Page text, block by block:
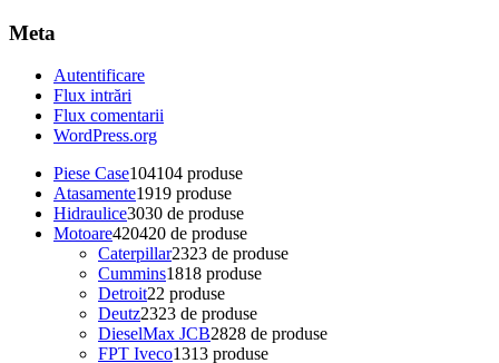
Meta
Autentificare
Flux intrări
Flux comentarii
WordPress.org
Piese Case104104 produse
Atasamente1919 produse
Hidraulice3030 de produse
Motoare420420 de produse
Caterpillar2323 de produse
Cummins1818 produse
Detroit22 produse
Deutz2323 de produse
DieselMax JCB2828 de produse
FPT Iveco1313 produse